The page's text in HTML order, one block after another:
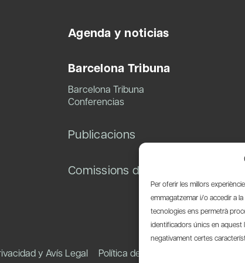
Per oferir les millors
emmagatzemar i/o accedir a
tecnologies ens permetrà
identificadors únics en
negativament certes
Agenda y noticias
Barcelona Tribuna
Barcelona Tribuna
Conferencias
Publicacions
Comissions de treball
y Avís Legal Política de Cookies